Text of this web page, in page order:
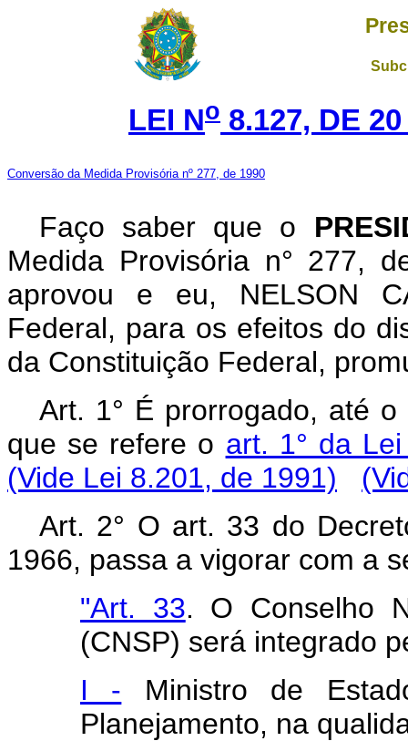
LEI No 8.127, DE
Conversão da Medida Provisória nº 277, de 1990
Faço saber que o
Medida Provisória n° 277,
aprovou e eu, NELSON
Federal, para os efeitos do
da Constituição Federal,
Art. 1° É prorrogado, até
que se refere o art. 1° da
(Vide Lei 8.201, de 1991)
Art. 2° O art. 33 do
1966, passa a vigorar com a
"Art. 33. O Conselho
(CNSP) será integrado
I - Ministro de
Planejamento, na